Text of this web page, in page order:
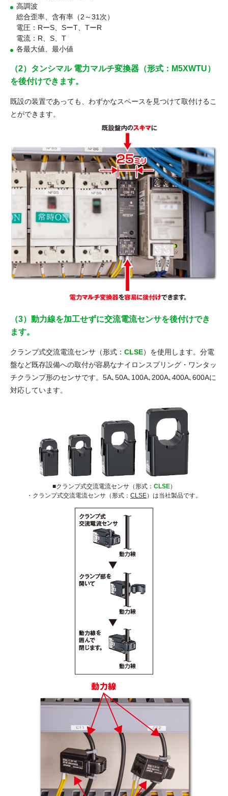
高調波
総合歪率、含有率（2～31次）
電圧：RーS、SーT、TーR
電流：R、S、T
各最大値、最小値
（2）タンシマル 電力マルチ変換器（形式：M5XWTU）
を後付けできます。
既設の装置であっても、わずかなスペースを見つけて取付けるこ
とができます。
（3）動力線を加工せずに交流電流センサを後付けでき
ます。
クランプ式交流電流センサ（形式： CLSE）を使用します。分電
盤など既存設備への取付が容易なナイロンスプリング・ワンタッ
チクランプ形のセンサです。5A､50A､100A､200A､400A､600Aに
対応しています。
■クランプ式交流電流センサ（形式： CLSE）
・クランプ式交流電流センサ（形式： CLSE）は当社製品です。